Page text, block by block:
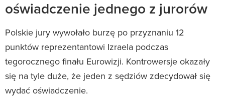
oświadczenie jednego z jurorów
Polskie jury wywołało burzę po przyznaniu 12
punktów reprezentantowi Izraela podczas
tegorocznego finału Eurowizji. Kontrowersje okazały
się na tyle duże, że jeden z sędziów zdecydował się
wydać oświadczenie.